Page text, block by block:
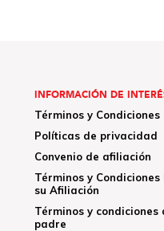
INFORMACIÓN DE
Términos y Condiciones
Políticas de privacidad
Convenio de afiliación
Términos y Condiciones
su Afiliación
Términos y condiciones
padre